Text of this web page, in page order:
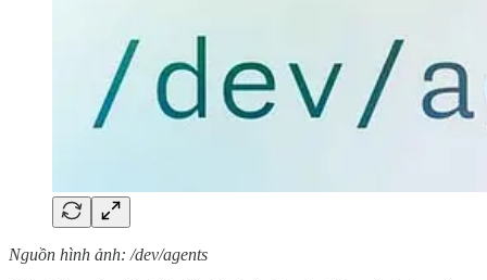
Nguồn hình ảnh: /dev/agents